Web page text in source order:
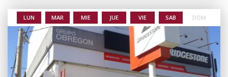
LUN MAR MIE JUE VIE SAB DOM